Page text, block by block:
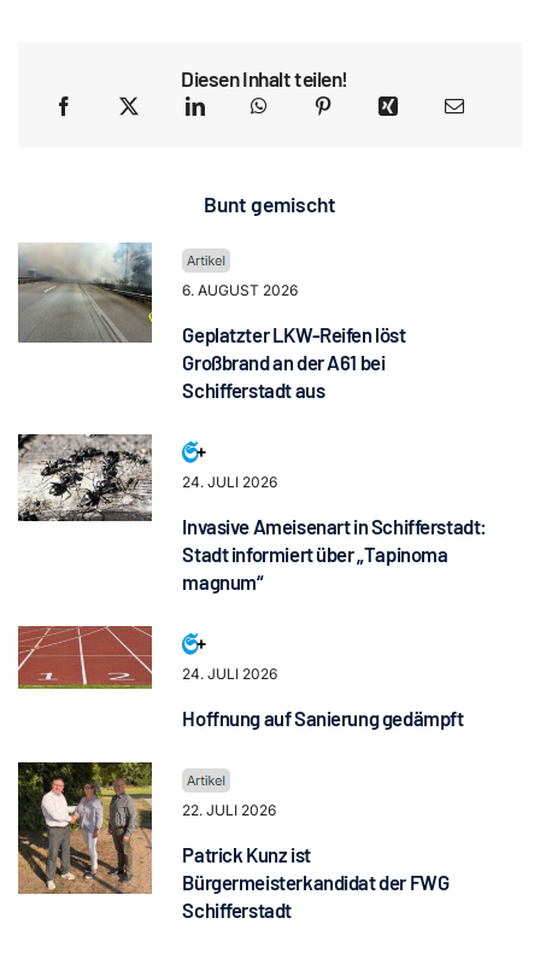
Diesen Inhalt teilen!
Bunt gemischt
6. AUGUST 2026
Geplatzter LKW-Reifen löst
Großbrand an der A61 bei
Schifferstadt aus
24. JULI 2026
Invasive Ameisenart in Schifferstadt:
Stadt informiert über „Tapinoma
magnum“
24. JULI 2026
Hoffnung auf Sanierung gedämpft
22. JULI 2026
Patrick Kunz ist
Bürgermeisterkandidat der FWG
Schifferstadt